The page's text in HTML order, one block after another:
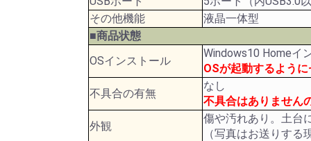
その他機能
液晶一体型
■商品状態
OSインストール
Windows10 Homeイ
OSが起動するよう
不具合の有無
なし
不具合はありません
外観
傷や汚れあり。土台
（写真はお送りす